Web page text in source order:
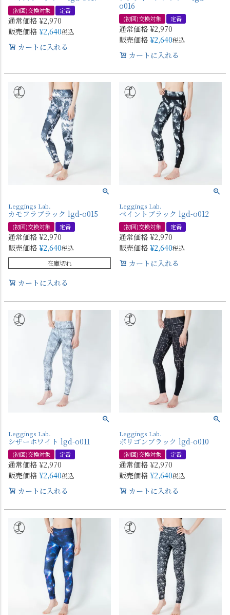
(初回)交換対象 定番
通常価格 ¥2,970
販売価格 ¥2,640税込
カートに入れる
o016
(初回)交換対象 定番
通常価格 ¥2,970
販売価格 ¥2,640税込
カートに入れる
Leggings Lab.
カモフラブラック lgd-o015
(初回)交換対象 定番
通常価格 ¥2,970
販売価格 ¥2,640税込
在庫切れ
カートに入れる
Leggings Lab.
ペイントブラック lgd-o012
(初回)交換対象 定番
通常価格 ¥2,970
販売価格 ¥2,640税込
カートに入れる
Leggings Lab.
シザーホワイト lgd-o011
(初回)交換対象 定番
通常価格 ¥2,970
販売価格 ¥2,640税込
カートに入れる
Leggings Lab.
ポリゴンブラック lgd-o010
(初回)交換対象 定番
通常価格 ¥2,970
販売価格 ¥2,640税込
カートに入れる